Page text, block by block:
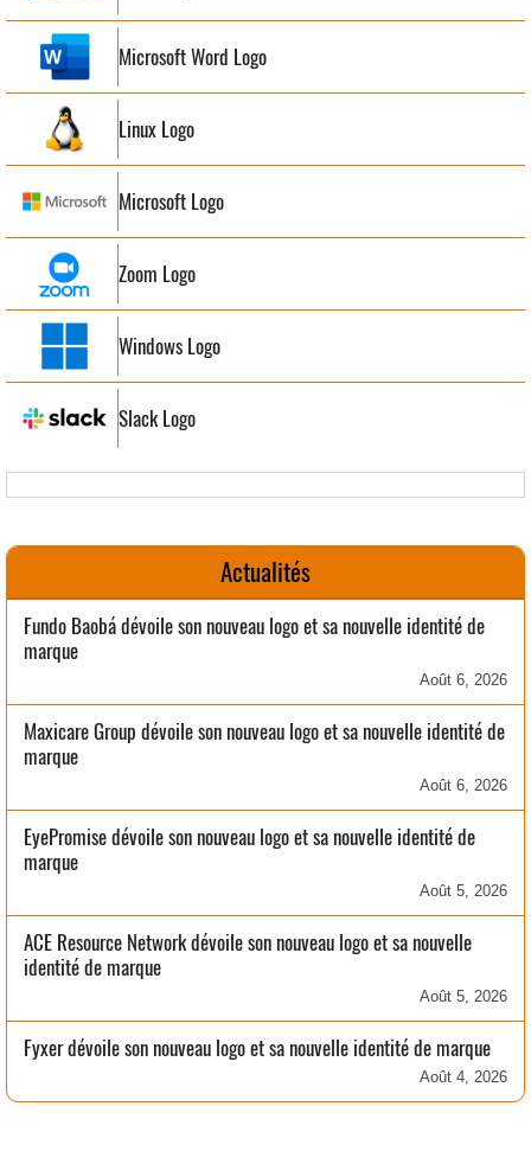
Microsoft Word Logo
Linux Logo
Microsoft Logo
Zoom Logo
Windows Logo
Slack Logo
Actualités
Fundo Baobá dévoile son nouveau logo et sa nouvelle identité de
marque
Août 6, 2026
Maxicare Group dévoile son nouveau logo et sa nouvelle identité de
marque
Août 6, 2026
EyePromise dévoile son nouveau logo et sa nouvelle identité de
marque
Août 5, 2026
ACE Resource Network dévoile son nouveau logo et sa nouvelle
identité de marque
Août 5, 2026
Fyxer dévoile son nouveau logo et sa nouvelle identité de marque
Août 4, 2026